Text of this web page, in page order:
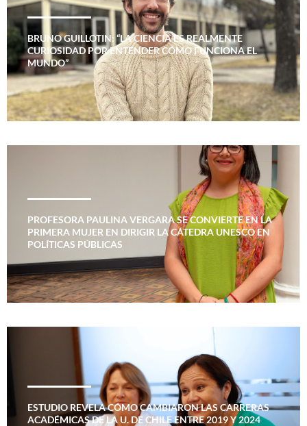
BRUNO GUILLOTIN: “LA CIENCIA ES REALMENTE
CURIOSIDAD POR ENTENDER CÓMO FUNCIONA EL
MUNDO”
PROFESORA PAULINA VERGARA SE CONVIERTE EN LA
PRIMERA MUJER EN DIRIGIR LA CÁTEDRA UNESCO EN
POLÍTICAS PÚBLICAS
ESTUDIO REVELA CÓMO CAMBIARON LAS CARRERAS
ACADÉMICAS DE LA U. DE CHILE ENTRE 2019 Y 2024